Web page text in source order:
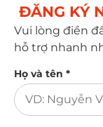
ĐĂNG KÝ
Vui lòng điền
hỗ trợ nhanh
Họ và tên *